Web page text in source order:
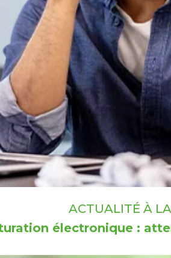
ACTUALITÉ À
électronique :